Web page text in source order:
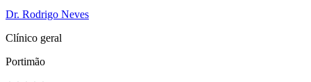
Dr. Rodrigo Neves
Clínico geral
Portimão